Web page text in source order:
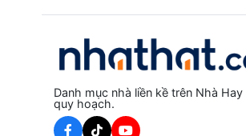
Danh mục nhà liền kề trên Nhà
quy hoạch.